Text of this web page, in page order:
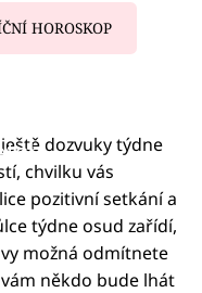
HOROSKOP
dozvuky týdne
chvilku vás
pozitivní setkání a
týdne osud zařídí,
možná odmítnete
někdo bude lhát